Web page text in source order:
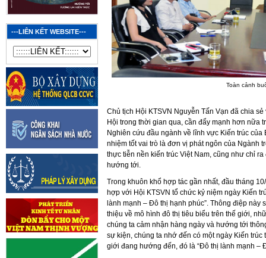
---LIÊN KẾT WEBSITE---
Toàn cảnh
Chủ tịch Hội KTSVN Nguyễn Tấn Vạn đã chia
Hội trong thời gian qua, cần đẩy mạnh hơn nữa
Nghiên cứu đầu ngành về lĩnh vực Kiến trúc
nhiệm tốt vai trò là đơn vị phát ngôn của Ngành
thực tiễn nền kiến trúc Việt Nam, cũng như chỉ
hướng tới.
Trong khuôn khổ hợp tác gần nhất, đầu tháng
hợp với Hội KTSVN tổ chức kỷ niệm ngày Kiến
lành mạnh – Đô thị hạnh phúc”. Thông điệp
thiệu về mô hình đô thị tiêu biểu trên thế giới,
chúng ta cảm nhận hàng ngày và hướng tới
sự kiện, chúng ta nhớ đến có một ngày Kiến
giới đang hướng đến, đó là “Đô thị lành mạnh –